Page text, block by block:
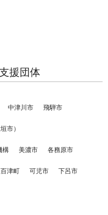
援団体
中津川市 飛騨市
市）
構 美濃市 各務原市
津町 可児市 下呂市